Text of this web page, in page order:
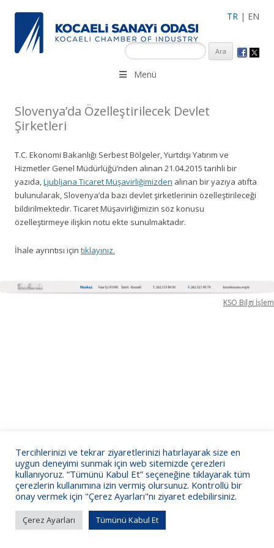
TR | EN
KSO 3500’ü aşkın sanayi kuruluşuna uzman çalışanları ile İzmit
Merkez, Çayırova, Dilovası, Gebze ve İMES OSB’deki ofisleri ile
Menü
Slovenya’da Özelleştirilecek Devlet
Şirketleri
T.C. Ekonomi Bakanlığı Serbest Bölgeler, Yurtdışı Yatırım ve
Hizmetler Genel Müdürlüğü’nden alınan 21.04.2015 tarihli bir
yazıda,Ljubljana Ticaret Müşavirliğimizden alınan bir yazıya atıfta
bulunularak, Slovenya’da bazı devlet şirketlerinin özelleştirileceği
bildirilmektedir. Ticaret Müşavirliğimizin söz konusu
özelleştirmeye ilişkin notu ekte sunulmaktadır.
İhale ayrıntısı için tıklayınız.
KSO Bilgi İşlem
Tercihlerinizi ve tekrar ziyaretlerinizi hatırlayarak size en
uygun deneyimi sunmak için web sitemizde çerezleri
kullanıyoruz. “Tümünü Kabul Et” seçeneğine tıklayarak tüm
çerezlerin kullanımına izin vermiş olursunuz. Kontrollü bir
onay vermek için "Çerez Ayarları"nı ziyaret edebilirsiniz.
Çerez Ayarları Tümünü Kabul Et